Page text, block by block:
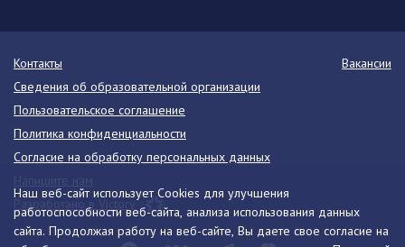
Наш веб-сайт использует Cookies для улучшения
работоспособности веб-сайта, анализа использования данных
сайта. Продолжая работу на веб-сайте, Вы даете свое согласие на
Контакты
Вакансии
Сведения об образовательной организации
Пользовательское соглашение
Политика конфиденциальности
Согласие на обработку персональных данных
Разработано в Victory